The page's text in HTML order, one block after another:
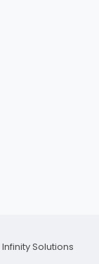
Infinity Solutions